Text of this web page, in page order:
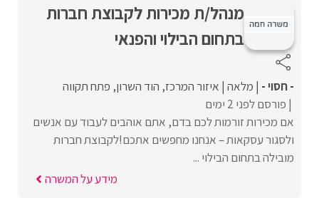
מנהל/ת מכירות לקבוצת חברות
בתחום הבילוי והפנאי
- חסוי - מלאה איזור המרכז הוד השרון פתח תקווה
פורסם לפני 2 ימים
אם מכירות זורמות לכם בדם, אתם אוהבים לעבוד עם אנשים
ולסגור עסקאות – אנחנו מחפשים אתכם!לקבוצת חברות
מובילה בתחום הבילוי ...
מידע על המשרה